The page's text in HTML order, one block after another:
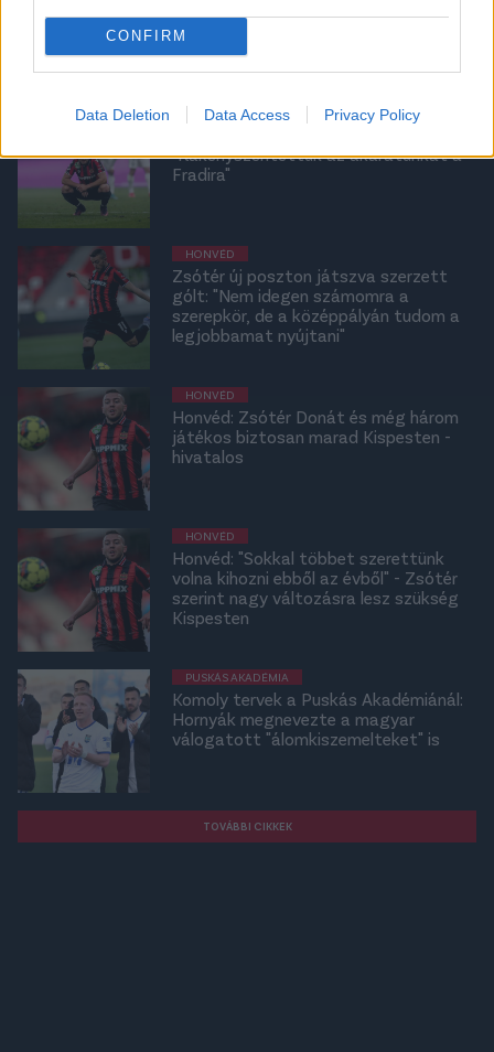
CONFIRM
Data Deletion Data Access Privacy Policy
edzőmeccsének: Zsótér az eszméletét
veszíthette, a társak a fejüket fogták
ijedtségükben - videó
HONVÉD
"Rákényszerítettük az akaratunkat a
Fradira"
HONVÉD
Zsótér új poszton játszva szerzett
gólt: "Nem idegen számomra a
szerepkör, de a középpályán tudom a
legjobbamat nyújtani"
HONVÉD
Honvéd: Zsótér Donát és még három
játékos biztosan marad Kispesten -
hivatalos
HONVÉD
Honvéd: "Sokkal többet szerettünk
volna kihozni ebből az évből" - Zsótér
szerint nagy változásra lesz szükség
Kispesten
PUSKÁS AKADÉMIA
Komoly tervek a Puskás Akadémiánál:
Hornyák megnevezte a magyar
válogatott "álomkiszemelteket" is
TOVÁBBI CIKKEK